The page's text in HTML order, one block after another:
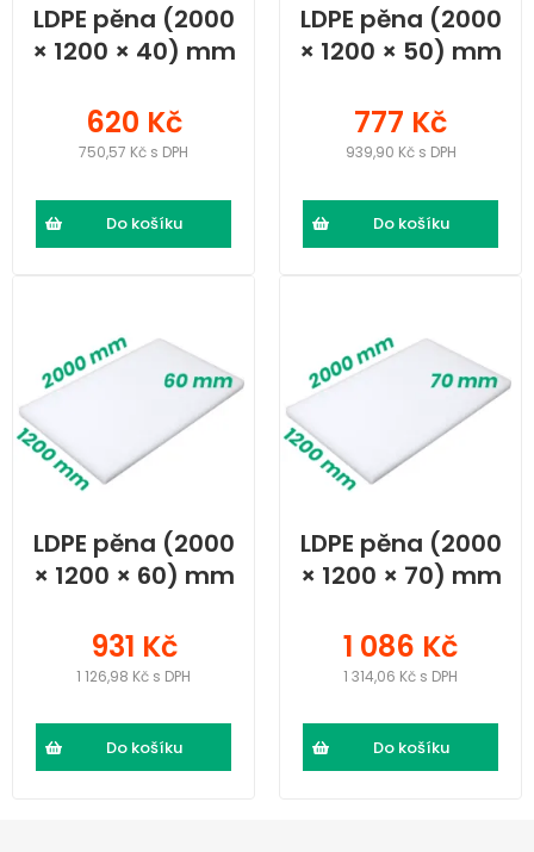
LDPE pěna (2000
× 1200 × 40) mm
620 Kč
750,57 Kč s DPH
Do košíku
LDPE pěna (2000
× 1200 × 50) mm
777 Kč
939,90 Kč s DPH
Do košíku
LDPE pěna (2000
× 1200 × 60) mm
931 Kč
1 126,98 Kč s DPH
Do košíku
LDPE pěna (2000
× 1200 × 70) mm
1 086 Kč
1 314,06 Kč s DPH
Do košíku